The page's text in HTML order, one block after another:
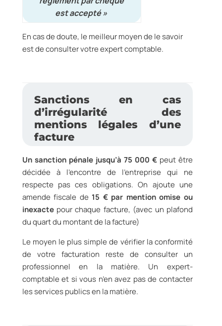
est accepté »
En cas de doute, le meilleur moyen de le savoir
est de consulter votre expert comptable.
Sanctions en cas
d’irrégularité des
mentions légales d’une
facture
Un sanction pénale jusqu’à 75 000 € peut être
décidée à l’encontre de l’entreprise qui ne
respecte pas ces obligations. On ajoute une
amende fiscale de 15 €par mention omise ou
inexactepour chaque facture, (avec un plafond
du quart du montant de la facture)
Le moyen le plus simple de vérifier la conformité
de votre facturation reste de consulter un
professionnel en la matière. Un expert-
comptable et si vous n’en avez pas de contacter
les services publics en la matière.